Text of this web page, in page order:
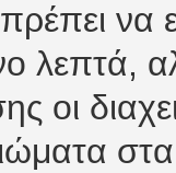
λεπτά,
οι